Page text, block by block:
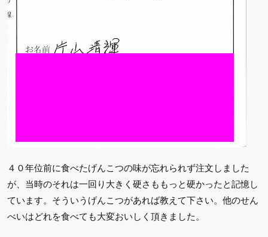
４０年位前に食べたげんこつの味が忘れられず注文しました
が、当時のそれは一回り大きく硬さももっと硬かったと記憶し
ています。そういうげんこつがあれば教えて下さい。他のせん
べいはどれを食べても大変おいしく頂きました。